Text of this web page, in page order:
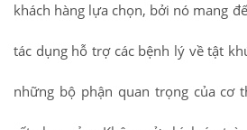
khách hàng lựa chọn, bởi nó mang
tác dụng hỗ trợ các bệnh lý về tật
những bộ phận quan trọng của cơ